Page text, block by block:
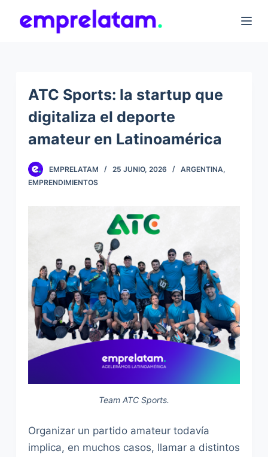
ATC Sports: la startup que
digitaliza el deporte
amateur en Latinoamérica
EMPRELATAM 25 JUNIO, 2026 ARGENTINA,
EMPRENDIMIENTOS
Team ATC Sports.
Organizar un partido amateur todavía
implica, en muchos casos, llamar a distintos